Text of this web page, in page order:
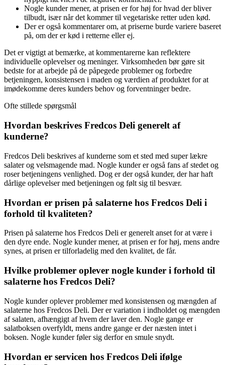
Nogle kunder mener, at prisen er for høj for hvad der bliver
tilbudt, især når det kommer til vegetariske retter uden kød.
Der er også kommentarer om, at priserne burde variere baseret
på, om der er kød i retterne eller ej.
Det er vigtigt at bemærke, at kommentarerne kan reflektere
individuelle oplevelser og meninger. Virksomheden bør gøre sit
bedste for at arbejde på de påpegede problemer og forbedre
betjeningen, konsistensen i maden og værdien af produktet for at
imødekomme deres kunders behov og forventninger bedre.
Ofte stillede spørgsmål
Hvordan beskrives Fredcos Deli generelt af
kunderne?
Fredcos Deli beskrives af kunderne som et sted med super lækre
salater og velsmagende mad. Nogle kunder er også fans af stedet og
roser betjeningens venlighed. Dog er der også kunder, der har haft
dårlige oplevelser med betjeningen og følt sig til besvær.
Hvordan er prisen på salaterne hos Fredcos Deli i
forhold til kvaliteten?
Prisen på salaterne hos Fredcos Deli er generelt anset for at være i
den dyre ende. Nogle kunder mener, at prisen er for høj, mens andre
synes, at prisen er tilforladelig med den kvalitet, de får.
Hvilke problemer oplever nogle kunder i forhold til
salaterne hos Fredcos Deli?
Nogle kunder oplever problemer med konsistensen og mængden af
salaterne hos Fredcos Deli. Der er variation i indholdet og mængden
af salaten, afhængigt af hvem der laver den. Nogle gange er
salatboksen overfyldt, mens andre gange er der næsten intet i
boksen. Nogle kunder føler sig derfor en smule snydt.
Hvordan er servicen hos Fredcos Deli ifølge